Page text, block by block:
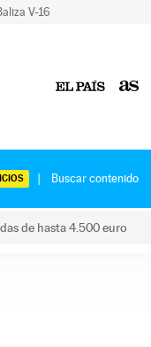
V-16
de hasta 4.500 euro